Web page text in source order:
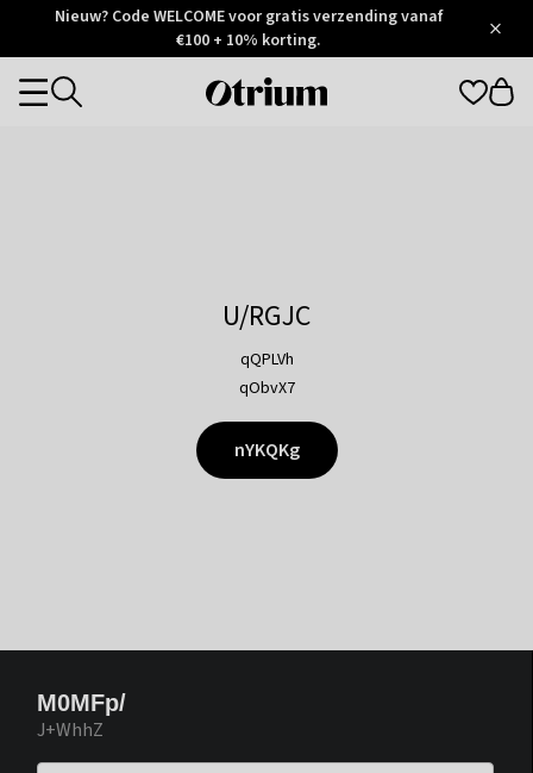
Otrium
Trustpilot
Nieuw? Code WELCOME voor gratis verzending vanaf
€100 + 10% korting.
Otrium
Categories
U/RGJC
qQPLVh
qObvX7
nYKQKg
M0MFp/
J+WhhZ